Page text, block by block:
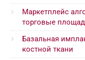
Маркетплейс
торговые
Базальная
костной ткани